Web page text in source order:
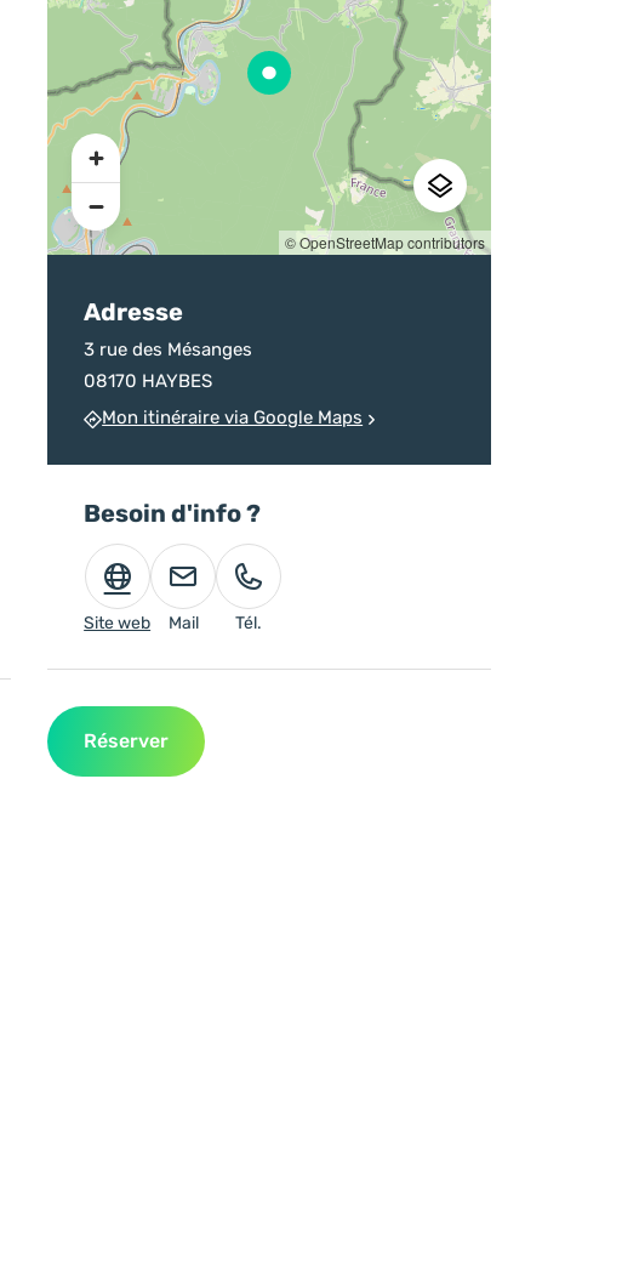
sur la destination
Ardenne
d’un homicide
devenu monument
Pratique
chineurs
© OpenStreetMap contributors
Adresse
3 rue des Mésanges
08170 HAYBES
Mon itinéraire via Google Maps
Besoin d'info ?
Site web Mail Tél.
Réserver